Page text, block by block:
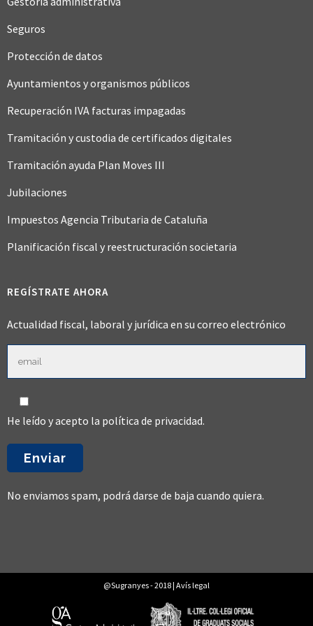
Seguros
Protección de datos
Ayuntamientos y organismos públicos
Recuperación IVA facturas impagadas
Tramitación y custodia de certificados digitales
Tramitación ayuda Plan Moves III
Jubilaciones
Impuestos Agencia Tributaria de Cataluña
Planificación fiscal y reestructuración societaria
REGÍSTRATE AHORA
Actualidad fiscal, laboral y jurídica en su correo electrónico
He leído y acepto la política de privacidad.
No enviamos spam, podrá darse de baja cuando quiera.
@Sugranyes - 2018 | Avís legal